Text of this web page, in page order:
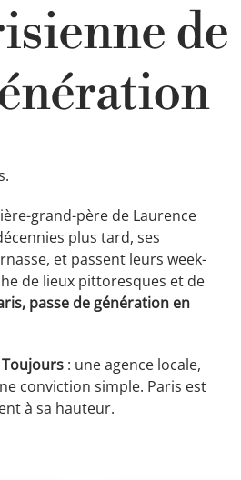
de
grand-père de Laurence
plus tard, ses
et passent leurs week-
de lieux pittoresques et de
passe de génération en
: une agence locale,
conviction simple. Paris est
à sa hauteur.